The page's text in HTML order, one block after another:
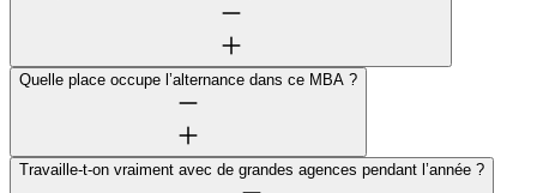
Quelle place occupe l’alternance dans ce MBA ?
Travaille-t-on vraiment avec de grandes agences pendant l’année ?